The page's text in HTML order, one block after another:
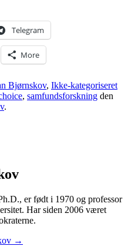
Telegram
More
Bjørnskov, Ikke-kategoriseret
, samfundsforskning den
.
er født i 1970 og professor
Har siden 2006 været
→